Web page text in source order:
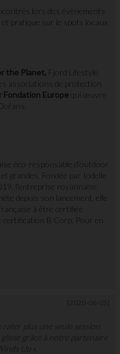
lors des évènements
pratique sur le spots locaux
the Planet, Fjord Lifestyle
associations de protection
Fondation Europequi œuvre
éco-responsable d’outdoor
grandes. Fondée par Iodelle
l’entreprise royannaise
depuis son lancement, elle
à être certifiée
certification B Corp. Pour en
rater plus une seule session
glisse grâce à notre partenaire
Up ».